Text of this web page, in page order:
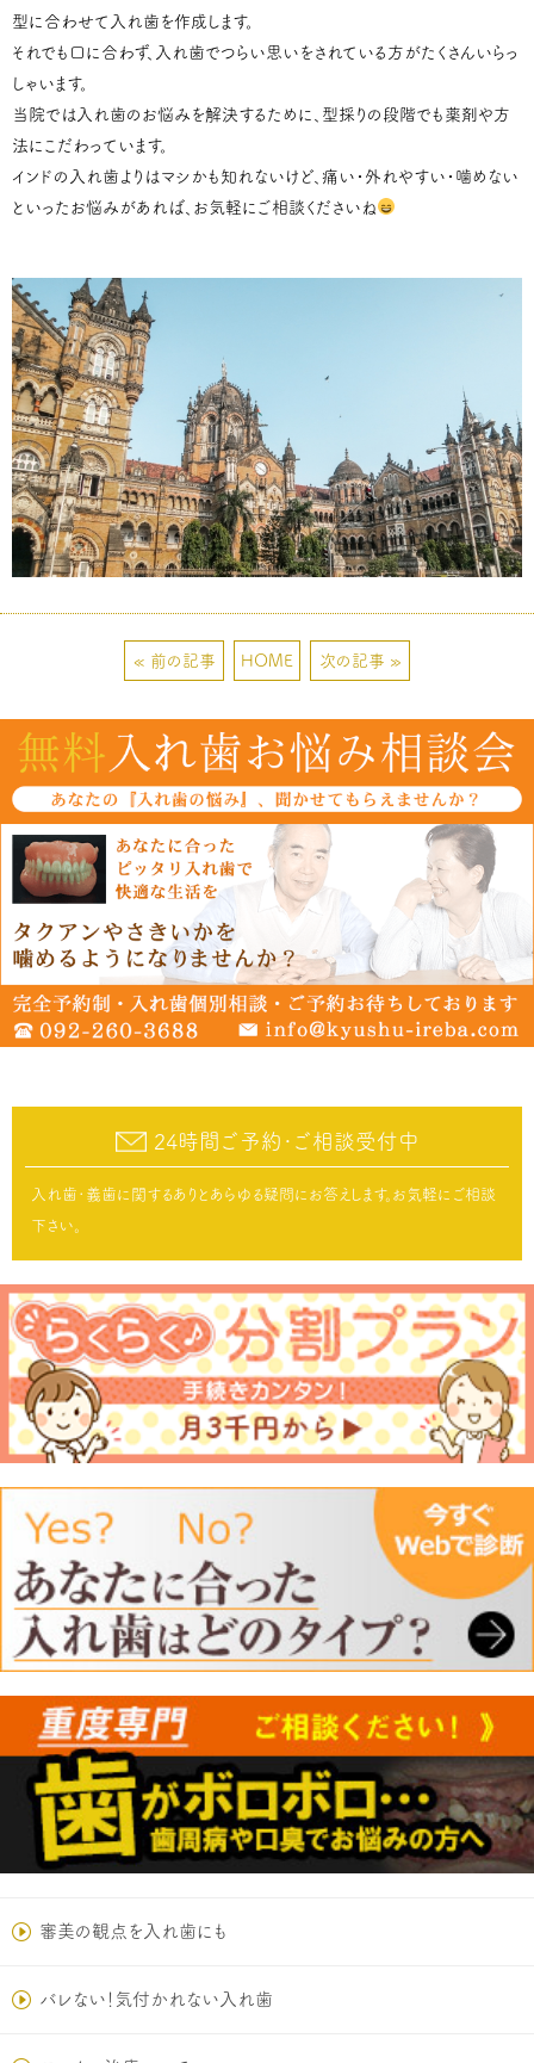
型に合わせて入れ歯を作成します。
それでも口に合わず、入れ歯でつらい思いをされている方がたくさんいらっ
しゃいます。
当院では入れ歯のお悩みを解決するために、型採りの段階でも薬剤や方
法にこだわっています。
インドの入れ歯よりはマシかも知れないけど、痛い・外れやすい・噛めない
といったお悩みがあれば、お気軽にご相談くださいね
« 前の記事 HOME 次の記事 »
24時間ご予約･ご相談受付中
入れ歯･義歯に関するありとあらゆる疑問にお答えします。お気軽にご相談
下さい。
審美の観点を入れ歯にも
バレない！気付かれない入れ歯